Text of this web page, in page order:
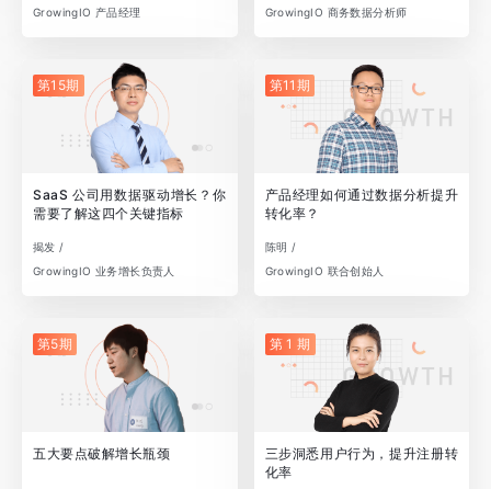
GrowingIO 产品经理
GrowingIO 商务数据分析师
第15期
SaaS 公司用数据驱动增长？你
需要了解这四个关键指标
揭发 /
GrowingIO 业务增长负责人
第11期
产品经理如何通过数据分析提升
转化率？
陈明 /
GrowingIO 联合创始人
第5期
五大要点破解增长瓶颈
第 1 期
三步洞悉用户行为，提升注册转
化率